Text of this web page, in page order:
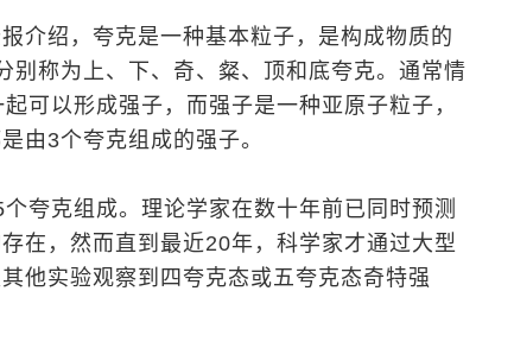
介绍，夸克是一种基本粒子，是构成物质的
别称为上、下、奇、粲、顶和底夸克。通常情
可以形成强子，而强子是一种亚原子粒子，
由3个夸克组成的强子。
夸克组成。理论学家在数十年前已同时预测
在，然而直到最近20年，科学家才通过大型
他实验观察到四夸克态或五夸克态奇特强